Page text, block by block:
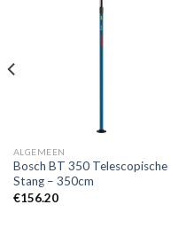
ALGEMEEN
Bosch BT 350 Telescopische
Stang – 350cm
€156.20